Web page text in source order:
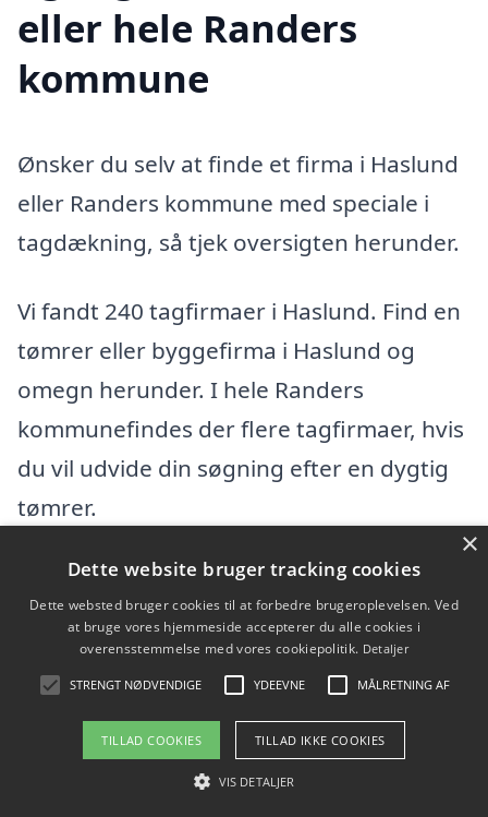
eller hele Randers
kommune
Ønsker du selv at finde et firma i Haslund
eller Randers kommune med speciale i
tagdækning, så tjek oversigten herunder.
Vi fandt 240 tagfirmaer i Haslund. Find en
tømrer eller byggefirma i Haslund og
omegn herunder. I hele Randers
kommunefindes der flere tagfirmaer, hvis
du vil udvide din søgning efter en dygtig
tømrer.
"Din Murer" Kaj Davidsen
Kristrupvej 21, 8960 Randers SØ
Ansatte: 0
Startdato: 01. oktober 2000,
Virksomhedsform: Personligt ejet
Mindre Virksomhed
×
Dette website bruger tracking cookies
Dette websted bruger cookies til at forbedre brugeroplevelsen. Ved
at bruge vores hjemmeside accepterer du alle cookies i
overensstemmelse med vores cookiepolitik. Detaljer
STRENGT NØDVENDIGE YDEEVNE MÅLRETNING AF
TILLAD COOKIES TILLAD IKKE COOKIES
VIS DETALJER